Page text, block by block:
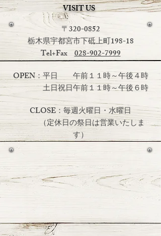
VISIT US
〒320-0852
栃木県宇都宮市下砥上町198-18
Tel+Fax028-902-7999
OPEN：平日 午前１１時～午後４時
土日祝日午前１１時～午後６時
CLOSE：毎週火曜日・水曜日
（定休日の祭日は営業いたしま
す）